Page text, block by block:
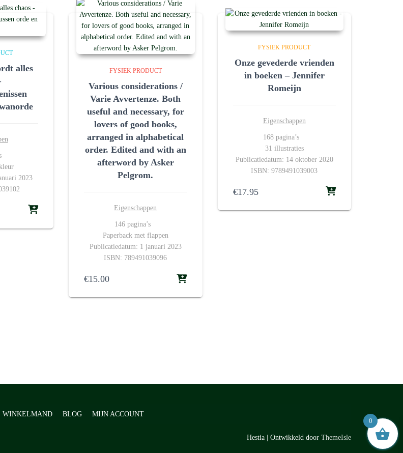
alles
2023
FYSIEK PRODUCT
Various considerations /
Varie Avvertenze. Both
useful and necessary, for
lovers of good books,
arranged in alphabetical
order. Edited and with an
afterword by Asker
Pelgrom.
Eigenschappen
146 pagina’s
Paperback met flappen
Publicatiedatum: 1 januari 2023
ISBN: 789491039096
€15.00
FYSIEK PRODUCT
Onze gevederde vrienden
in boeken – Jennifer
Romeijn
Eigenschappen
168 pagina’s
31 illustraties
Publicatiedatum: 14 oktober 2020
ISBN: 9789491039003
€17.95
WINKELMAND BLOG MIJN ACCOUNT
Hestia | Ontwikkeld door ThemeIsle
0